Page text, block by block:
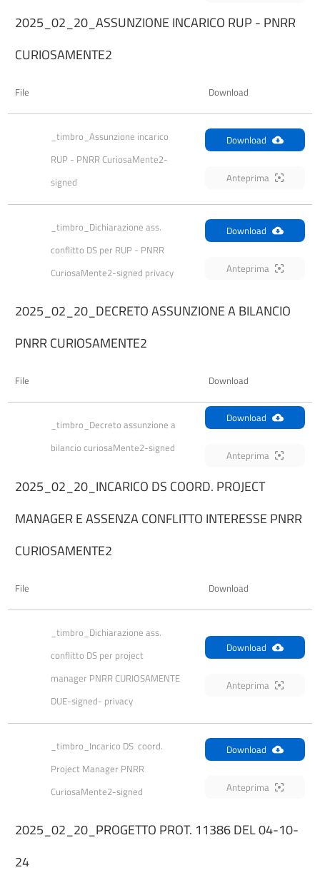
2025_02_20_ASSUNZIONE INCARICO RUP - PNRR
CURIOSAMENTE2
File Download
_timbro_Assunzione incarico
RUP - PNRR CuriosaMente2-
signed
Download
Anteprima
_timbro_Dichiarazione ass.
conflitto DS per RUP - PNRR
CuriosaMente2-signed privacy
Download
Anteprima
2025_02_20_DECRETO ASSUNZIONE A BILANCIO
PNRR CURIOSAMENTE2
File Download
_timbro_Decreto assunzione a
bilancio curiosaMente2-signed
Download
Anteprima
2025_02_20_INCARICO DS COORD. PROJECT
MANAGER E ASSENZA CONFLITTO INTERESSE PNRR
CURIOSAMENTE2
File Download
_timbro_Dichiarazione ass.
conflitto DS per project
manager PNRR CURIOSAMENTE
DUE-signed- privacy
Download
Anteprima
_timbro_Incarico DS  coord.
Project Manager PNRR
CuriosaMente2-signed
Download
Anteprima
2025_02_20_PROGETTO PROT. 11386 DEL 04-10-
24